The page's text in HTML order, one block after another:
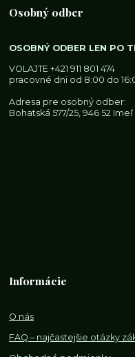
Osobný odber
OSOBNÝ ODBER LEN PO
VOLAJTE+421 911 801 474
pracovné dni od 8:00 do
Adresa pre osobný odber:
Bohatská 577/25, 946 52 Imeľ
Informácie
O nás
FAQ – najčastejšie otázky